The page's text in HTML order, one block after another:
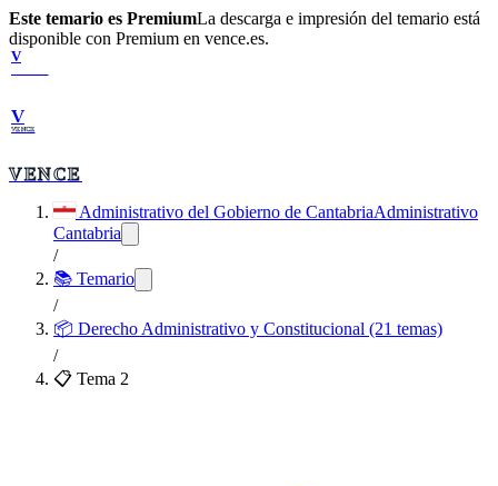
Este temario es PremiumLa descarga e impresión del temario está
disponible con Premium en vence.es.
V
V
VENCE
VENCE
Administrativo del Gobierno de CantabriaAdministrativo
Cantabria
/
📚 Temario
/
📦 Derecho Administrativo y Constitucional (21 temas)
/
📋 Tema 2